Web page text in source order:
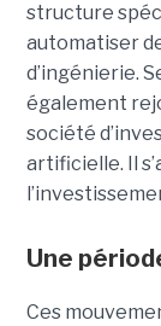
structure
automatiser
d’ingénierie.
également
société
artificielle. Il
Une
Ces